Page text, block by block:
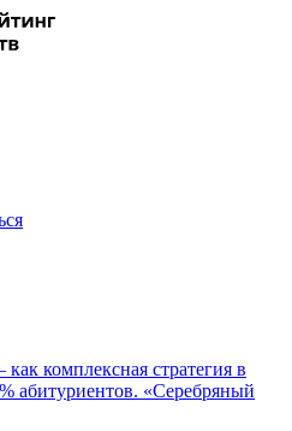
комплексная стратегия в
абитуриентов. «Серебряный